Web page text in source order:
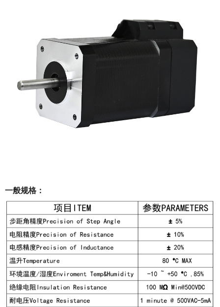
一般规格：